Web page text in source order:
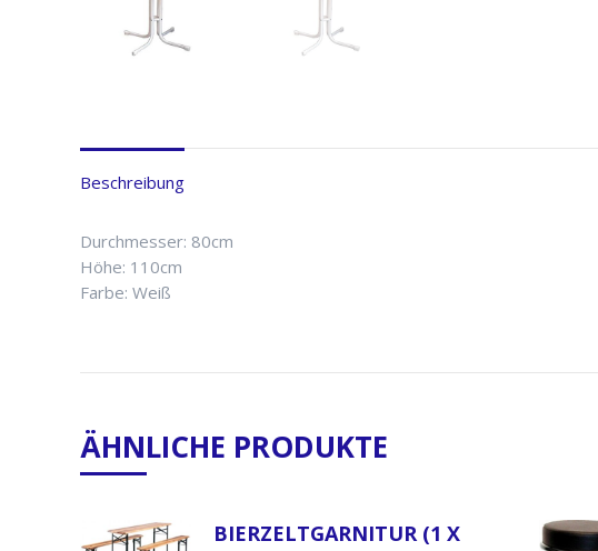
Beschreibung
Durchmesser: 80cm
Höhe: 110cm
Farbe: Weiß
ÄHNLICHE PRODUKTE
BIERZELTGARNITUR (1 X